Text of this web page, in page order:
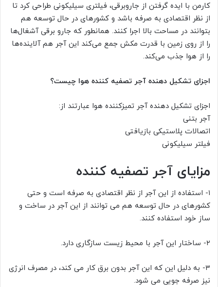
کارمن با ایده گرفتن از جاروبرقی، فیلتری سیلیکونی طراحی کرد تا
از نظر اقتصادی به صرفه باشد و کشورهای در حال توسعه هم
بتوانند در مساحت بالا اجرا کنند. همانطور که جارو برقی آشغال‌ها
را از روی زمین با قدرت مکش جمع می‌کند این آجر هم آلاینده‌ها
را از هوا جذب می‌کند.
اجزای تشکیل دهنده آجر تصفیه کننده هوا چیست؟
اجزای تشکیل دهنده آجر تمیزکننده هوا عبارتند از:
آجر بتنی
اتصالات پلاستیکی بازیافتی
فیلتر سیلیکونی
مزایای آجر تصفیه کننده
۱- استفاده از این آجر از نظر اقتصادی به صرفه است و حتی
کشورهای در حال توسعه هم می توانند از این آجر در ساخت و
ساز خود استفاده کنند.
۲- ساختار این آجر با محیط زیست سازگاری دارد.
۳- به دلیل این که این آجر بدون برق کار می کند، در مصرف انرژی
نیز صرفه جویی می شود.